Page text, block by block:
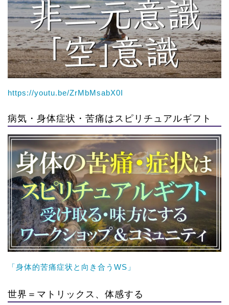
https://youtu.be/ZrMbMsabX0I
病気・身体症状・苦痛はスピリチュアルギフト
「身体的苦痛症状と向き合うWS」
世界＝マトリックス、体感する